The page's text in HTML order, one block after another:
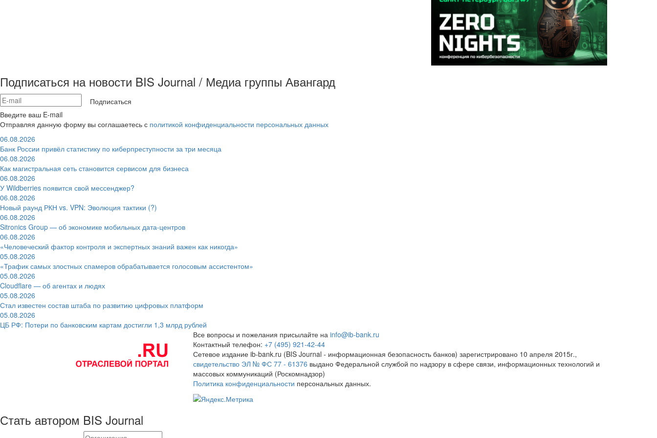
Подписаться на новости BIS Journal / Медиа группы Авангард
Подписаться
Введите ваш E-mail
Отправляя данную форму вы соглашаетесь с политикой конфиденциальности персональных данных
06.08.2026
Банк России привёл статистику по киберпреступности за три месяца
06.08.2026
Как магистральная сеть становится сервисом для бизнеса
06.08.2026
У Wildberries появится свой мессенджер?
06.08.2026
Новый раунд РКН vs. VPN: Эволюция тактики (?)
06.08.2026
Sitronics Group — об экономике мобильных дата-центров
06.08.2026
«Человеческий фактор контроля и экспертных знаний важен как никогда»
05.08.2026
«Трафик самых злостных спамеров обрабатывается голосовым ассистентом»
05.08.2026
Cloudflare — об агентах и людях
05.08.2026
Стал известен состав штаба по развитию цифровых платформ
05.08.2026
ЦБ РФ: Потери по банковским картам достигли 1,3 млрд рублей
Все вопросы и пожелания присылайте на info@ib-bank.ru
Контактный телефон: +7 (495) 921-42-44
Сетевое издание ib-bank.ru (BIS Journal - информационная безопасность банков) зарегистрировано 10 апреля 2015г.,
свидетельство ЭЛ № ФС 77 - 61376 выдано Федеральной службой по надзору в сфере связи, информационных технологий и
массовых коммуникаций (Роскомнадзор)
Политика конфиденциальности персональных данных.
Стать автором BIS Journal